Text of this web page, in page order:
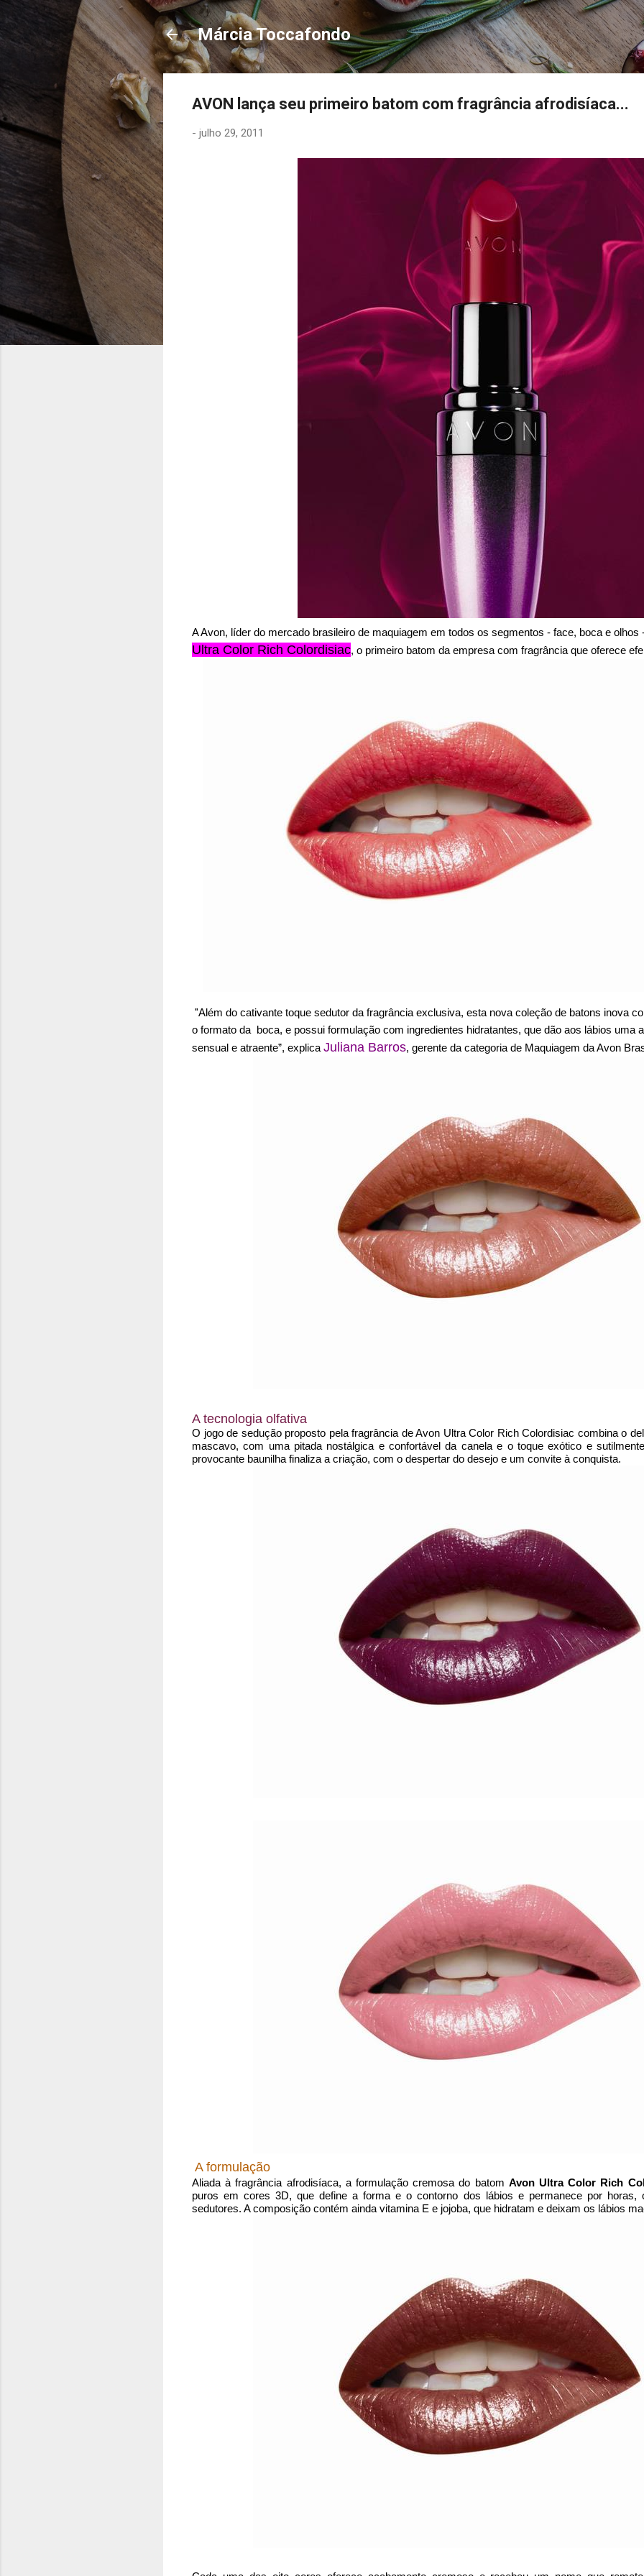
Pular para o conteúdo principal
Márcia Toccafondo
AVON lança seu primeiro batom com fragrância afrodisíaca...
- julho 29, 2011
A Avon, líder do mercado brasileiro de maquiagem em todos os segmentos - face, boca e olhos
Ultra Color Rich Colordisiac, o primeiro batom da empresa com fragrância que oferece
"Além do cativante toque sedutor da fragrância exclusiva, esta nova coleção de batons inova
o formato da boca, e possui formulação com ingredientes hidratantes, que dão aos lábios uma
sensual e atraente”, explica Juliana Barros, gerente da categoria de Maquiagem da Avon
A tecnologia olfativa
O jogo de sedução proposto pela fragrância de Avon Ultra Color Rich Colordisiac combina o
mascavo, com uma pitada nostálgica e confortável da canela e o toque exótico e
provocante baunilha finaliza a criação, com o despertar do desejo e um convite à conquista.
A formulação
Aliada à fragrância afrodisíaca, a formulação cremosa do batom Avon Ultra Color Rich
puros em cores 3D, que define a forma e o contorno dos lábios e permanece por horas,
sedutores. A composição contém ainda vitamina E e jojoba, que hidratam e deixam os lábios